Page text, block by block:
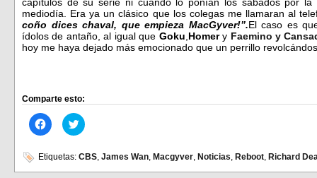
mediodía. Era ya un clásico que los colegas me llamaran al
coño dices chaval, que empieza MacGyver!”.El caso es
ídolos de antaño, al igual que Goku Homery Faemino y
hoy me haya dejado más emocionado que un perrillo
Comparte esto:
Haz
clic
en
Facebook
(Se
Haz
clic
en
Twitter
(Se
Etiquetas: CBS, James Wan, Macgyver, Noticias, Reboot, Richard